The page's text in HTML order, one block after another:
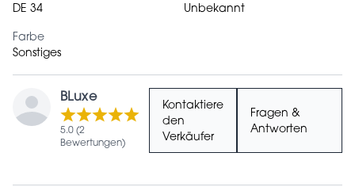
DE 34
Unbekannt
Farbe
Sonstiges
BLuxe
5.0 (2
Bewertungen)
Kontaktiere
den
Verkäufer
Fragen &
Antworten